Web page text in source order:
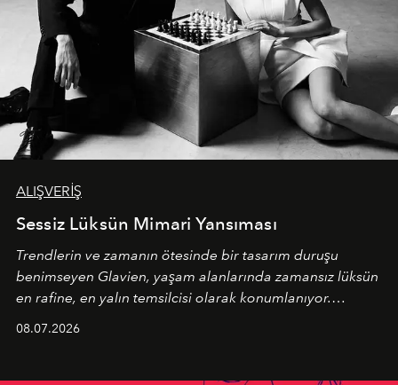
ALIŞVERİŞ
Sessiz Lüksün Mimari Yansıması
Trendlerin ve zamanın ötesinde bir tasarım duruşu
benimseyen Glavien, yaşam alanlarında zamansız lüksün
en rafine, en yalın temsilcisi olarak konumlanıyor.
08.07.2026